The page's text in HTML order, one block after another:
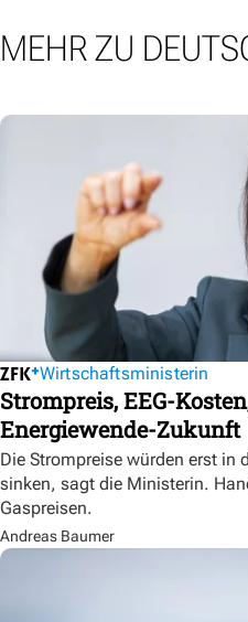
MEHR ZU
Wirtschaftsministerin
Strompreis, EEG-
Energiewende-Zukunft
Die Strompreise würden erst in
sinken, sagt die Ministerin.
Gaspreisen.
Andreas Baumer